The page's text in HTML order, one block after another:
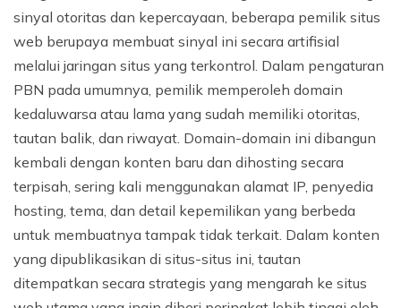
sinyal otoritas dan kepercayaan, beberapa pemilik situs
web berupaya membuat sinyal ini secara artifisial
melalui jaringan situs yang terkontrol. Dalam pengaturan
PBN pada umumnya, pemilik memperoleh domain
kedaluwarsa atau lama yang sudah memiliki otoritas,
tautan balik, dan riwayat. Domain-domain ini dibangun
kembali dengan konten baru dan dihosting secara
terpisah, sering kali menggunakan alamat IP, penyedia
hosting, tema, dan detail kepemilikan yang berbeda
untuk membuatnya tampak tidak terkait. Dalam konten
yang dipublikasikan di situs-situs ini, tautan
ditempatkan secara strategis yang mengarah ke situs